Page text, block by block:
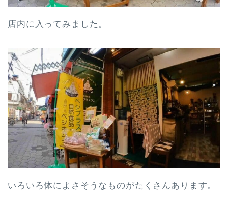
店内に入ってみました。
いろいろ体によさそうなものがたくさんあります。